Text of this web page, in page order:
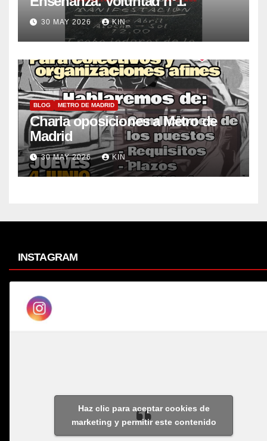
30 MAY 2026 KIN_
BLOG METRO DE MADRID
Charla oposiciones a Metro de
Madrid
30 MAY 2026 KIN_
INSTAGRAM
Haz clic para aceptar cookies de
marketing y permitir este contenido